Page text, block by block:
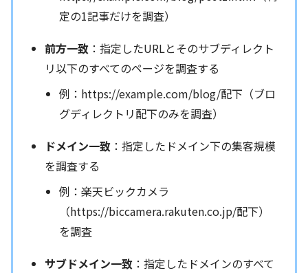
定の1記事だけを調査）
前方一致 ：指定したURLとそのサブディレクト
リ以下のすべてのページを調査する
例：https://example.com/blog/配下（ブロ
グディレクトリ配下のみを調査）
ドメイン一致 ：指定したドメイン下の集客規模
を調査する
例：楽天ビックカメラ
（https://biccamera.rakuten.co.jp/配下）
を調査
サブドメイン一致 ：指定したドメインのすべて